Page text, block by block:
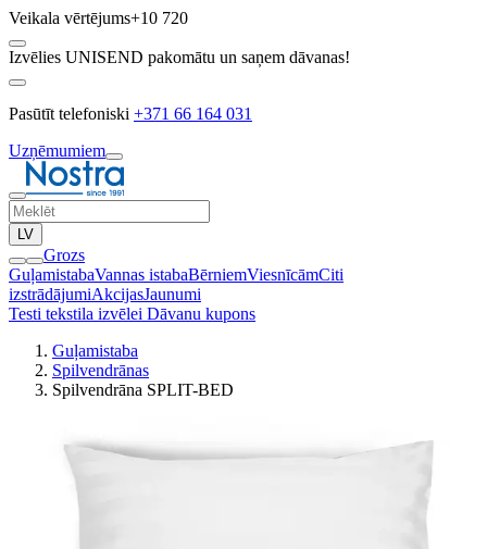
Veikala vērtējums+10 720
Izvēlies UNISEND pakomātu un saņem dāvanas!
Pasūtīt telefoniski +371 66 164 031
Uzņēmumiem
LV
Grozs
GuļamistabaVannas istabaBērniemViesnīcāmCiti
izstrādājumiAkcijasJaunumi
Testi tekstila izvēlei Dāvanu kupons
Guļamistaba
Spilvendrānas
Spilvendrāna SPLIT-BED